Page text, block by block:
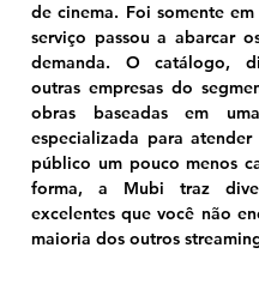
de cinema. Foi somente
serviço passou a abarcar
demanda. O catálogo,
outras empresas do
obras baseadas em
especializada para
público um pouco menos
forma, a Mubi traz
excelentes que você não
maioria dos outros